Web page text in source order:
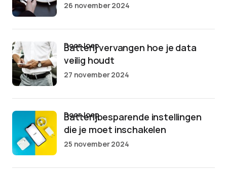
26 november 2024
Batterij vervangen hoe je data
veilig houdt
door Joep
27 november 2024
Batterijbesparende instellingen
die je moet inschakelen
door Joep
25 november 2024